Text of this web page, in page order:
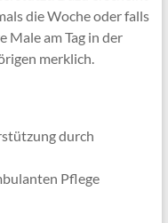
die Woche oder falls
Male am Tag in der
merklich.
durch
Pflege